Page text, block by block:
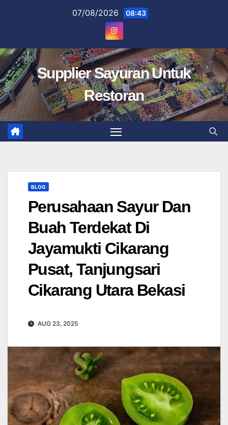
07/08/2026 08:43
Supplier Sayuran Untuk
Restoran
BLOG
Perusahaan Sayur Dan
Buah Terdekat Di
Jayamukti Cikarang
Pusat, Tanjungsari
Cikarang Utara Bekasi
AUG 23, 2025